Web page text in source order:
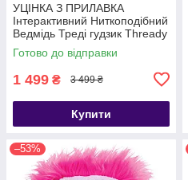
УЦІНКА З ПРИЛАВКА
Інтерактивний Ниткоподібний
Ведмідь Треді гудзик Thready
Bear
Готово до відправки
1 499 ₴ 3 499 ₴
Купити
–53%